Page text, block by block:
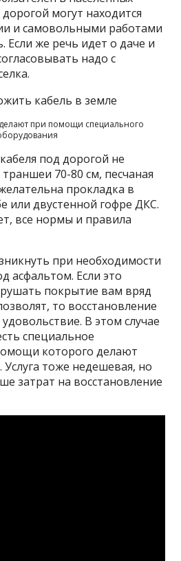
могут находится
и самовольными работами
же речь идет о даче и
надо с
при помощи специального
под дорогой не
70-80 см, песчаная
прокладка в
или двустенной гофре ДКС.
все нормы и правила
при необходимости
асфальтом. Если это
покрытие вам вряд
то восстановление
В этом случае
специальное
которого делают
тоже недешевая, но
затрат на восстановление